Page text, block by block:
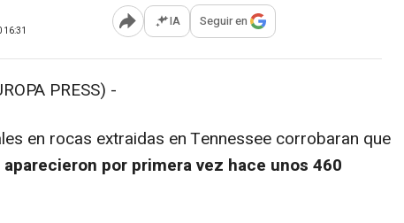
16:31 Abrir opciones para compartir
IA Seguir en
PRESS) -
en rocas extraidas en Tennessee corrobaran que
aparecieron por primera vez hace unos 460